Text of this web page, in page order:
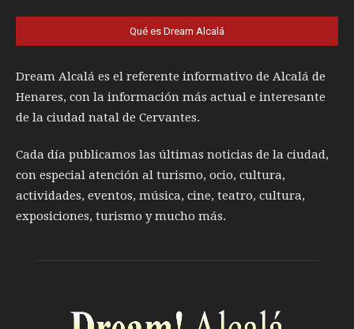
Qué es Dream Alcalá
Dream Alcalá es el referente informativo de Alcalá de
Henares, con la información más actual e interesante
de la ciudad natal de Cervantes.
Cada día publicamos las últimas noticias de la ciudad,
con especial atención al turismo, ocio, cultura,
actividades, eventos, música, cine, teatro, cultura,
exposiciones, turismo y mucho más.